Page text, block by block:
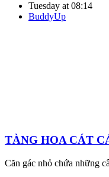
Tuesday at 08:14
BuddyUp
TÀNG HOA CÁT
Căn gác nhỏ chứa những